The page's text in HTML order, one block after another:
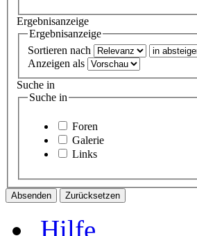
Ergebnisanzeige
Ergebnisanzeige
Sortieren nach
Anzeigen als
Suche in
Suche in
Foren
Galerie
Links
Hilfe